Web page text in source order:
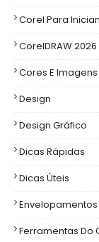
Corel Para
CorelDRAW 2026
Cores E Imagens
Design
Design Gráfico
Dicas Rápidas
Dicas Úteis
Envelopamentos
Ferramentas Do